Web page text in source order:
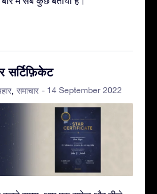
सर्टिफ़िकेट
समाचार - 14 September 2022